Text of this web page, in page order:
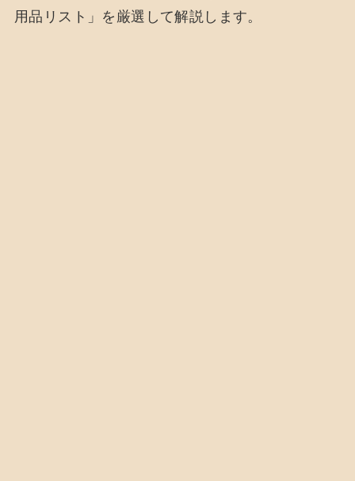
用品リスト」を厳選して解説します。